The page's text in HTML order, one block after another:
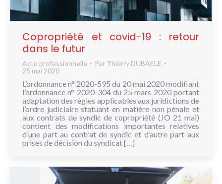
Copropriété et covid-19 : retour
dans le futur
Actu professionnelle Par Thierry DUBAELE
25 mai 2020
L’ordonnance n° 2020-595 du 20 mai 2020 modifiant
l’ordonnance n° 2020-304 du 25 mars 2020 portant
adaptation des règles applicables aux juridictions de
l’ordre judiciaire statuant en matière non pénale et
aux contrats de syndic de copropriété (JO 21 mai)
contient des modifications importantes relatives
d’une part au contrat de syndic et d’autre part aux
prises de décision du syndicat […]